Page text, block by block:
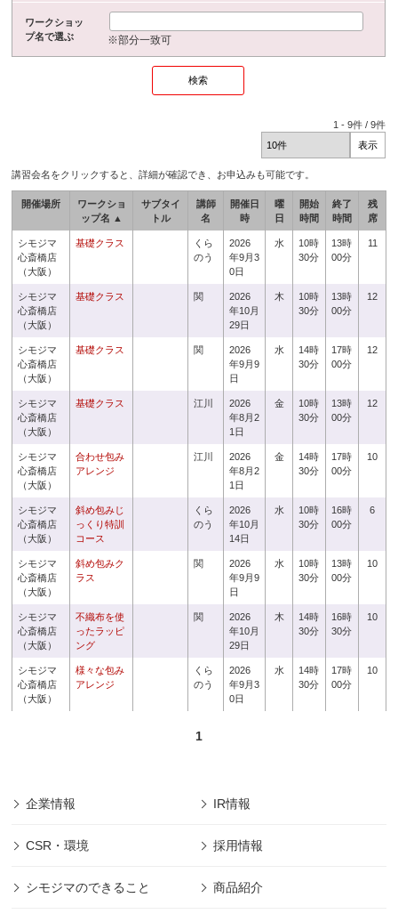
ワークショッ
プ名で選ぶ
※部分一致可
1 -9件 /9件
講習会名をクリックすると、詳細が確認でき、お申込みも可能です。
開催場所
ワークショ
ップ名 ▲
サブタイ
トル
講師
名
開催日
時
曜
日
開始
時間
終了
時間
残
席
シモジマ
心斎橋店
（大阪）
基礎クラス
くら
のう
2026
年9月3
0日
水
10時
30分
13時
00分
11
シモジマ
心斎橋店
（大阪）
基礎クラス 関
2026
年10月
29日
木
10時
30分
13時
00分
12
シモジマ
心斎橋店
（大阪）
基礎クラス 関
2026
年9月9
日
水
14時
30分
17時
00分
12
シモジマ
心斎橋店
（大阪）
基礎クラス 江川
2026
年8月2
1日
金
10時
30分
13時
00分
12
シモジマ
心斎橋店
（大阪）
合わせ包み
アレンジ
江川
2026
年8月2
1日
金
14時
30分
17時
00分
10
シモジマ
心斎橋店
（大阪）
斜め包みじ
っくり特訓
コース
くら
のう
2026
年10月
14日
水
10時
30分
16時
00分
6
シモジマ
心斎橋店
（大阪）
斜め包みク
ラス
関
2026
年9月9
日
水
10時
30分
13時
00分
10
シモジマ
心斎橋店
（大阪）
不織布を使
ったラッピ
ング
関
2026
年10月
29日
木
14時
30分
16時
30分
10
シモジマ
心斎橋店
（大阪）
様々な包み
アレンジ
くら
のう
2026
年9月3
0日
水
14時
30分
17時
00分
10
1
企業情報 IR情報
CSR・環境 採用情報
シモジマのできること 商品紹介